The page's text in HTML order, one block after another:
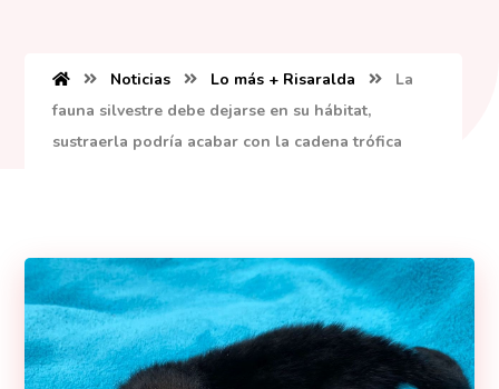
Noticias Lo más + Risaralda
La
fauna silvestre debe dejarse en su hábitat,
sustraerla podría acabar con la cadena trófica